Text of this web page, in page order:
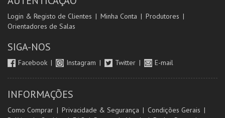
Login & Registo de Clientes Minha Conta
Produtores
Orientadores de Salas
SIGA-NOS
Facebook Instagram Twitter E-mail
INFORMAÇÕES
Como Comprar Privacidade & Segurança
Condições Gerais